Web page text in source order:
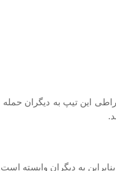
این تیپ به دیگران
به دیگران وابسته